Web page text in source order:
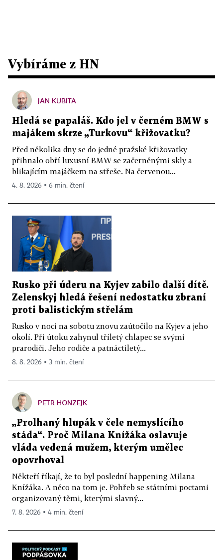
Vybíráme z HN
JAN KUBITA
Hledá se papaláš. Kdo jel v černém BMW s
majákem skrze „Turkovu“ křižovatku?
Před několika dny se do jedné pražské křižovatky
přihnalo obří luxusní BMW se začerněnými skly a
blikajícím majáčkem na střeše. Na červenou...
4. 8. 2026 ▪ 6 min. čtení
Rusko při úderu na Kyjev zabilo další dítě.
Zelenskyj hledá řešení nedostatku zbraní
proti balistickým střelám
Rusko v noci na sobotu znovu zaútočilo na Kyjev a jeho
okolí. Při útoku zahynul tříletý chlapec se svými
prarodiči. Jeho rodiče a patnáctiletý...
8. 8. 2026 ▪ 3 min. čtení
PETR HONZEJK
„Prolhaný hlupák v čele nemyslícího
stáda“. Proč Milana Knížáka oslavuje
vláda vedená mužem, kterým umělec
opovrhoval
Někteří říkají, že to byl poslední happening Milana
Knížáka. A něco na tom je. Pohřeb se státními poctami
organizovaný těmi, kterými slavný...
7. 8. 2026 ▪ 4 min. čtení